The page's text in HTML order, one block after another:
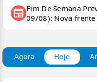
newspaper Fim De Semana
09/08): Nova
para áreas do país
Agora Hoje